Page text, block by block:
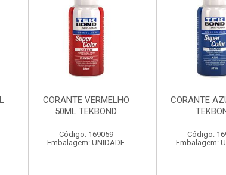
CORANTE VERMELHO
50ML TEKBOND
Código: 169059
Embalagem: UNIDADE
CORANTE
Código:
Embalagem: